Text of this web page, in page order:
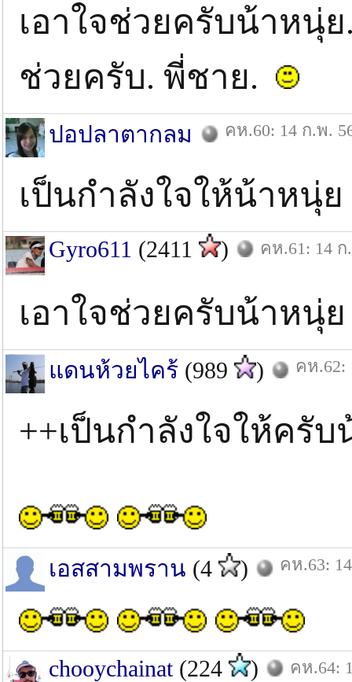
เอาใจช่วยครับน้าหนุ่
ช่วยครับ. พี่ชาย.
ปอปลาตากลม คห.60: 14 ก.พ.
เป็นกำลังใจให้น้าหนุ่
Gyro611 (2411 ) คห.61: 14 ก
เอาใจช่วยครับน้าหนุ่
แดนห้วยไคร้ (989 ) คห.62:
++เป็นกำลังใจให้ครั
เอสสามพราน (4 ) คห.63:
chooychainat(224 ) คห.64: